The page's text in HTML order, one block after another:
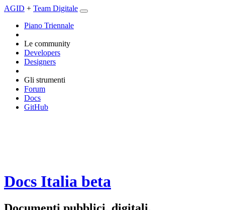
AGID + Team Digitale
Piano Triennale
Le community
Developers
Designers
Gli strumenti
Forum
Docs
GitHub
Docs Italia beta